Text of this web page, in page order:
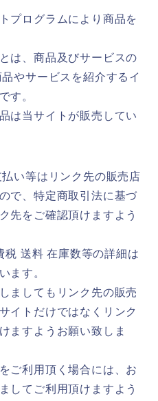
プログラムにより商品を
は、商品及びサービスの
やサービスを紹介するイ
す。
は当サイトが販売してい
い等はリンク先の販売店
で、特定商取引法に基づ
先をご確認頂けますよう
税 送料 在庫数等の詳細は
ます。
ましてもリンク先の販売
イトだけではなくリンク
ますようお願い致しま
ご利用頂く場合には、お
してご利用頂けますよう